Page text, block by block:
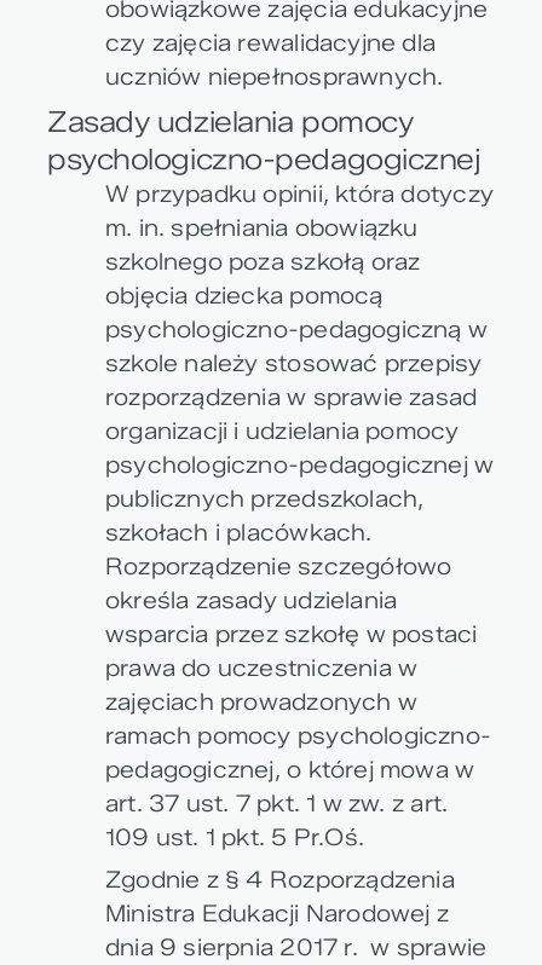
obowiązkowe zajęcia edukacyjne
czy zajęcia rewalidacyjne dla
uczniów niepełnosprawnych.
Zasady udzielania pomocy
psychologiczno-pedagogicznej
W przypadku opinii, która dotyczy
m. in. spełniania obowiązku
szkolnego poza szkołą oraz
objęcia dziecka pomocą
psychologiczno-pedagogiczną w
szkole należy stosować przepisy
rozporządzenia w sprawie zasad
organizacji i udzielania pomocy
psychologiczno-pedagogicznej w
publicznych przedszkolach,
szkołach i placówkach.
Rozporządzenie szczegółowo
określa zasady udzielania
wsparcia przez szkołę w postaci
prawa do uczestniczenia w
zajęciach prowadzonych w
ramach pomocy psychologiczno-
pedagogicznej, o której mowa w
art. 37 ust. 7 pkt. 1 w zw. z art.
109 ust. 1 pkt. 5 Pr.Oś.
Zgodnie z § 4 Rozporządzenia
Ministra Edukacji Narodowej z
dnia 9 sierpnia 2017 r. w sprawie